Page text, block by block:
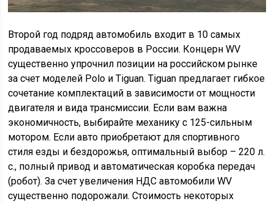
Второй год подряд автомобиль входит в 10 самых
продаваемых кроссоверов в России. Концерн WV
существенно упрочнил позиции на российском рынке
за счет моделей Polo и Tiguan. Tiguan предлагает гибкое
сочетание комплектаций в зависимости от мощности
двигателя и вида трансмиссии. Если вам важна
экономичность, выбирайте механику с 125-сильным
мотором. Если авто приобретают для спортивного
стиля езды и бездорожья, оптимальный выбор – 220 л.
с., полный привод и автоматическая коробка передач
(робот). За счет увеличения НДС автомобили WV
существенно подорожали. Стоимость некоторых